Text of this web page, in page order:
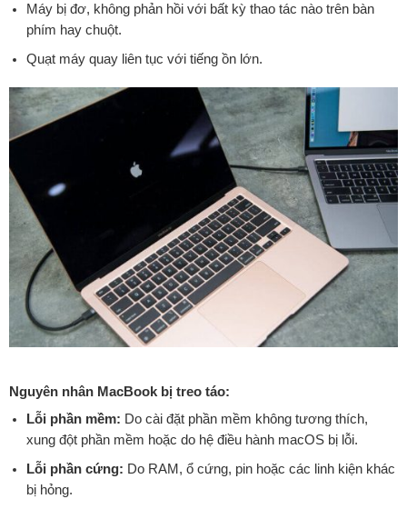
Máy bị đơ, không phản hồi với bất kỳ thao tác nào trên bàn
phím hay chuột.
Quạt máy quay liên tục với tiếng ồn lớn.
Nguyên nhân MacBook bị treo táo:
Lỗi phần mềm: Do cài đặt phần mềm không tương thích,
xung đột phần mềm hoặc do hệ điều hành macOS bị lỗi.
Lỗi phần cứng: Do RAM, ổ cứng, pin hoặc các linh kiện khác
bị hỏng.